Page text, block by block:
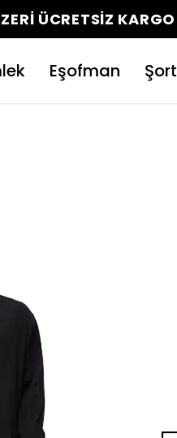
ÜCRETSİZ KARGO
Eşofman Şort